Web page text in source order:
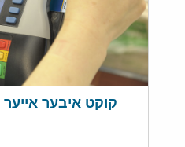
קוקט איבער אייער EBT סומע